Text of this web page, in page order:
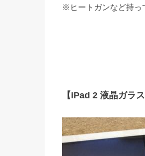
※ヒートガンなど持っ
【iPad 2 液晶ガラ